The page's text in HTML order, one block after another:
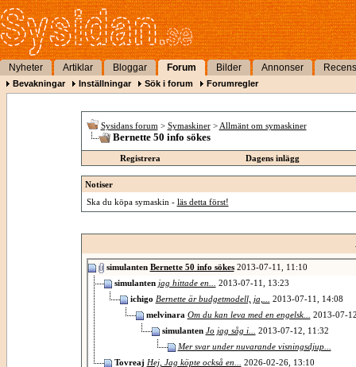
Nyheter Artiklar Bloggar Forum Bilder Annonser
Bevakningar Inställningar Sök i forum Forumregler
Sysidans forum > Symaskiner > Allmänt om symaskiner
Bernette 50 info sökes
Registrera Dagens inlägg
Notiser
Ska du köpa symaskin - läs detta först!
simulanten Bernette 50 info sökes2013-07-11,
11:10
simulanten jag hittade en... 2013-07-11,
13:23
ichigo Bernette är budgetmodell, ja,... 2013-07-11,
14:08
melvinara Om du kan leva med en engelsk...
2013-07-
simulanten Jo jag såg i... 2013-07-12,
11:32
Mer svar under nuvarande visningsdjup...
Tovreaj Hej, Jag köpte också en... 2026-02-26, 13:10